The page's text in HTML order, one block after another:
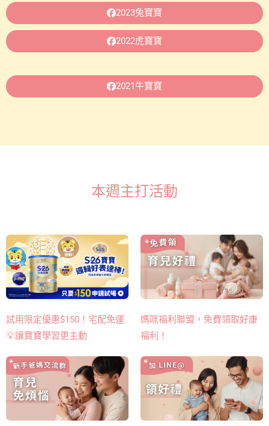
2023兔寶寶
2022虎寶寶
2021牛寶寶
本週主打活動
試用限定優惠$150！宅配免運
💡讓寶寶學習更主動
媽咪福利聯盟，免費領取好康
福利！